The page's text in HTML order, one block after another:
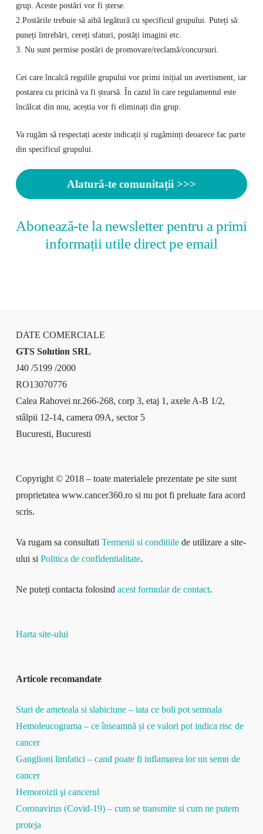
grup. Aceste postări vor fi șterse.
2.Postările trebuie să aibă legătură cu specificul grupului. Puteți să:
puneți întrebări, cereți sfaturi, postăți imagini etc.
3. Nu sunt permise postări de promovare/reclamă/concursuri.
Cei care încalcă regulile grupului vor primi inițial un avertisment, iar
postarea cu pricină va fi ștearsă. În cazul în care regulamentul este
încălcat din nou, aceștia vor fi eliminați din grup.
Va rugăm să respectați aceste indicații și rugăminți deoarece fac parte
din specificul grupului.
Alatură-te comunitații >>>
Abonează-te la newsletter pentru a primi
informații utile direct pe email
DATE COMERCIALE
GTS Solution SRL
J40 /5199 /2000
RO13070776
Calea Rahovei nr.266-268, corp 3, etaj 1, axele A-B 1/2,
stâlpii 12-14, camera 09A, sector 5
Bucuresti, Bucuresti
Copyright © 2018 – toate materialele prezentate pe site sunt
proprietatea www.cancer360.ro si nu pot fi preluate fara acord
scris.
Va rugam sa consultati Termenii si conditiilede utilizare a site-
ului si Politica de confidentialitate.
Ne puteți contacta folosind acest formular de contact.
Harta site-ului
Articole recomandate
Stari de ameteala si slabiciune – iata ce boli pot semnala
Hemoleucograma – ce înseamnă și ce valori pot indica risc de
cancer
Ganglioni limfatici – cand poate fi inflamarea lor un semn de
cancer
Hemoroizii şi cancerul
Coronavirus (Covid-19) – cum se transmite si cum ne putem
proteja